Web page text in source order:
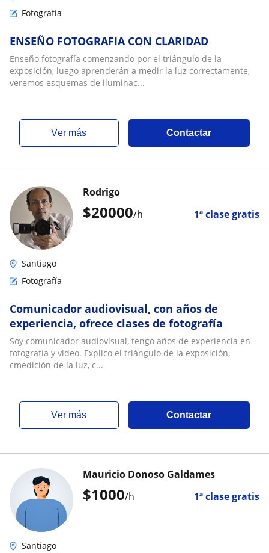
Fotografía
ENSEÑO FOTOGRAFIA CON CLARIDAD
Enseño fotografía comenzando por el triángulo de la
exposición, luego aprenderán a medir la luz correctamente,
veremos esquemas de iluminac...
ver más Contactar
$20000/h 1ª clase gratis
Rodrigo
Santiago
Fotografía
Comunicador audiovisual, con años de
experiencia, ofrece clases de fotografía
Soy comunicador audiovisual, tengo años de experiencia en
fotografía y video. Explico el triángulo de la exposición,
cmedición de la luz, c...
ver más Contactar
$1000/h 1ª clase gratis
Mauricio Donoso Galdames
Santiago